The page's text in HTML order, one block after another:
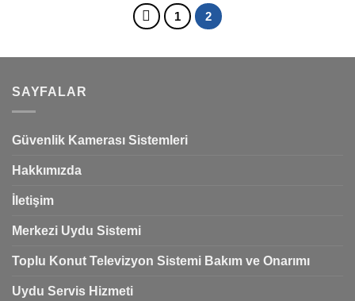
1 2
SAYFALAR
Güvenlik Kamerası Sistemleri
Hakkımızda
İletişim
Merkezi Uydu Sistemi
Toplu Konut Televizyon Sistemi Bakım ve Onarımı
Uydu Servis Hizmeti